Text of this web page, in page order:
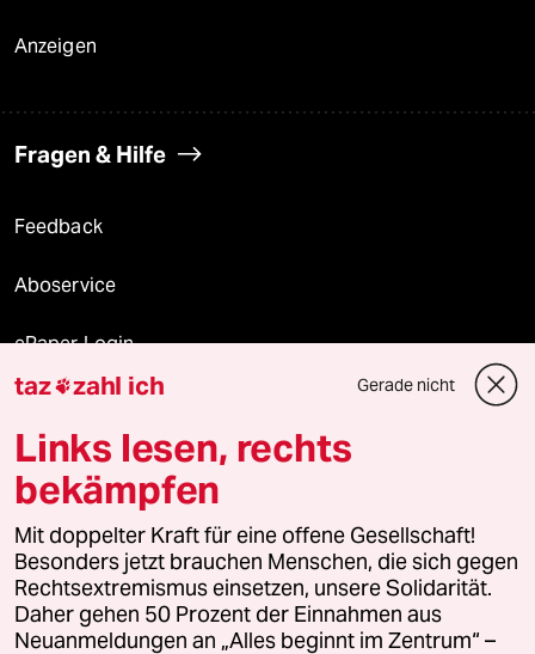
Anzeigen
Fragen & Hilfe
Feedback
Aboservice
ePaper Login
Downloads für Abonnierende
© 2026 taz Verlags und Vertriebs GmbH
Alle Rechte vorbehalten. Bei rechtlichen Fragen oder für Genehmigungen
wenden Sie sich bitte an
lizenzen@taz.de
Feedback Redaktionsstatut Kommune-Richtlinien
taz zahl ich Gerade nicht
Links lesen, rechts
bekämpfen
Mit doppelter Kraft für eine offene Gesellschaft!
Besonders jetzt brauchen Menschen, die sich gegen
Rechtsextremismus einsetzen, unsere Solidarität.
Daher gehen 50 Prozent der Einnahmen aus
Neuanmeldungen an „Alles beginnt im Zentrum“ –